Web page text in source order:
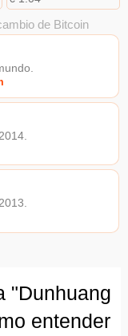
de Bitcoin
"Dunhuang
entender